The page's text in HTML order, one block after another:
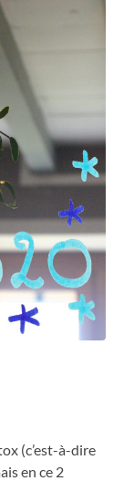
(c’est-à-dire
en ce 2